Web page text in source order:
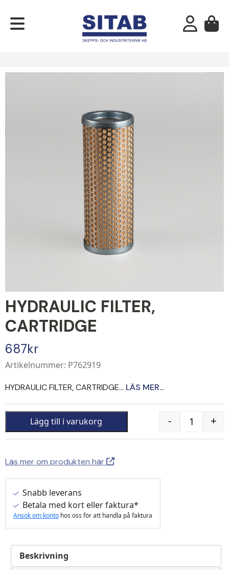
HYDRAULIC FILTER,
CARTRIDGE
687kr
Artikelnummer: P762919
HYDRAULIC FILTER, CARTRIDGE... LÄS MER...
Quantity
- +
Lägg till i varukorg
Läs mer om produkten här
Snabb leverans
Betala med kort eller faktura*
Ansök om konto hos oss för att handla på faktura
Beskrivning